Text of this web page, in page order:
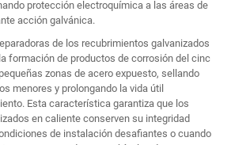
protección electroquímica a las áreas de
acción galvánica.
de los recubrimientos galvanizados
formación de productos de corrosión del cinc
zonas de acero expuesto, sellando
menores y prolongando la vida útil
Esta característica garantiza que los
en caliente conserven su integridad
de instalación desafiantes o cuando